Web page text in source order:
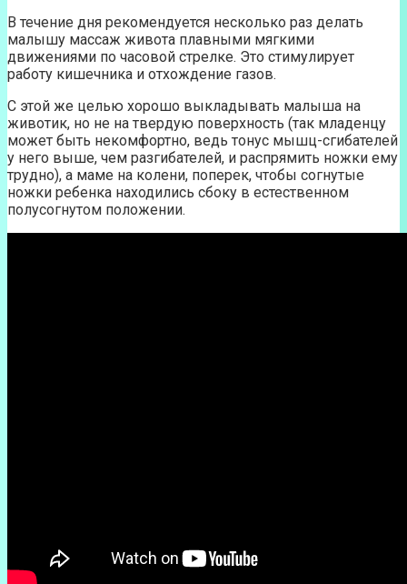
В течение дня рекомендуется несколько раз делать
малышу массаж живота плавными мягкими
движениями по часовой стрелке. Это стимулирует
работу кишечника и отхождение газов.
С этой же целью хорошо выкладывать малыша на
животик, но не на твердую поверхность (так младенцу
может быть некомфортно, ведь тонус мышц-сгибателей
у него выше, чем разгибателей, и распрямить ножки ему
трудно), а маме на колени, поперек, чтобы согнутые
ножки ребенка находились сбоку в естественном
полусогнутом положении.